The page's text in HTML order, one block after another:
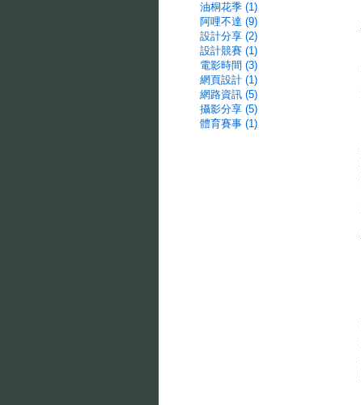
油桐花季 (1)
阿哩不達 (9)
設計分享 (2)
設計競賽 (1)
電影時間 (3)
網頁設計 (1)
網路資訊 (5)
攝影分享 (5)
體育賽事 (1)